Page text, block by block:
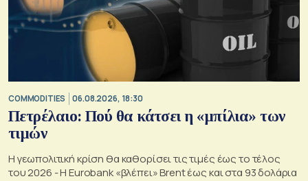
COMMODITIES 06.08.2026, 18:30
Πετρέλαιο: Πού θα κάτσει η «μπίλια» των
τιμών
Η γεωπολιτική κρίση θα καθορίσει τις τιμές έως το τέλος
του 2026 - Η Eurobank «βλέπει» Brent έως και στα 93 δολάρια